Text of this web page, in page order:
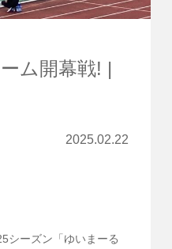
ム開幕戦! |
2025.02.22
シーズン「ゆいまーる